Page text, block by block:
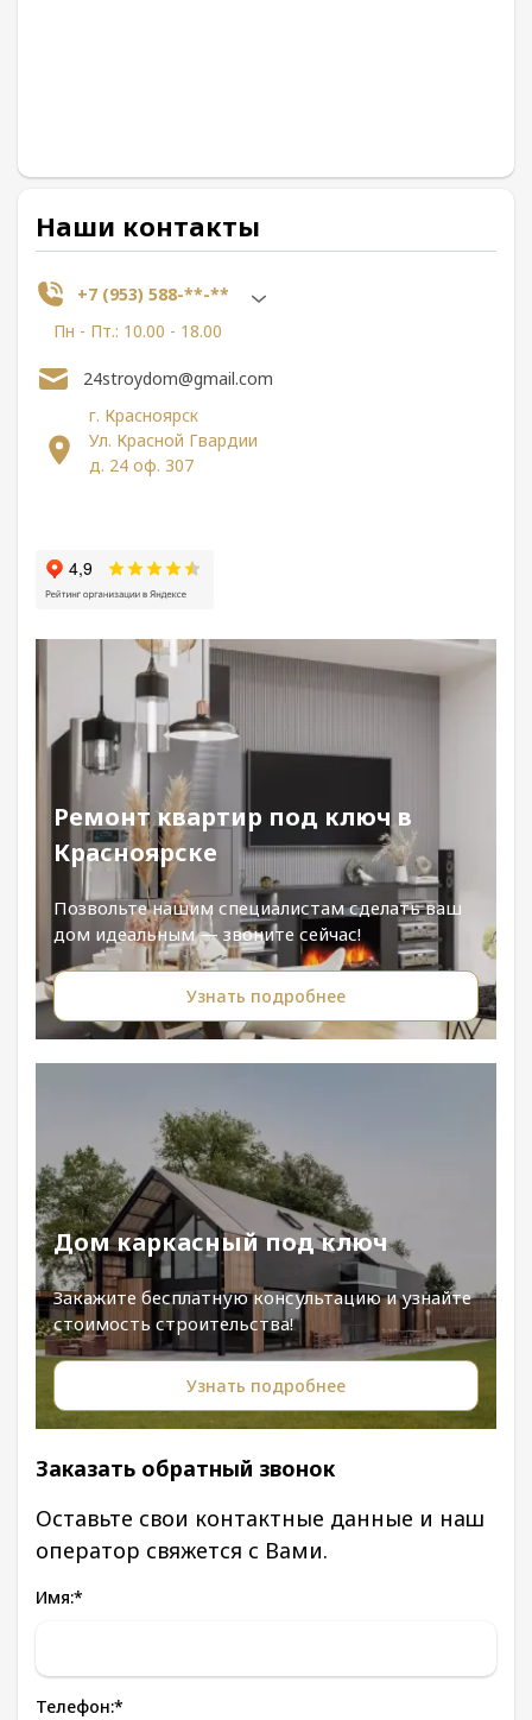
Наши контакты
+7 (953) 588-**-**
Пн - Пт.: 10.00 - 18.00
г. Красноярск
Ул. Красной Гвардии
д. 24 оф. 307
24stroydom@gmail.com
Ремонт квартир под ключ в
Красноярске
Позвольте нашим специалистам сделать ваш
дом идеальным — звоните сейчас!
Узнать подробнее
Дом каркасный под ключ
Закажите бесплатную консультацию и узнайте
стоимость строительства!
Узнать подробнее
Заказать обратный звонок
Оставьте свои контактные данные и наш
оператор свяжется с Вами.
Имя:*
Телефон:*